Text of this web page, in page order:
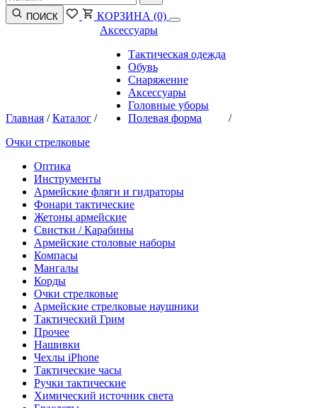
ПОИСК КОРЗИНА (0)
Главная /Каталог /
Аксессуары
Тактическая одежда
Обувь
Снаряжение
Аксессуары
Головные уборы
Полевая форма
/
Очки стрелковые
Оптика
Инструменты
Армейские фляги и гидраторы
Фонари тактические
Жетоны армейские
Свистки / Карабины
Армейские столовые наборы
Компасы
Мангалы
Корды
Очки стрелковые
Армейские стрелковые наушники
Тактический Грим
Прочее
Нашивки
Чехлы iPhone
Тактические часы
Ручки тактические
Химический источник света